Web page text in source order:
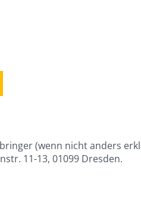
(wenn nicht anders
11-13, 01099 Dresden.